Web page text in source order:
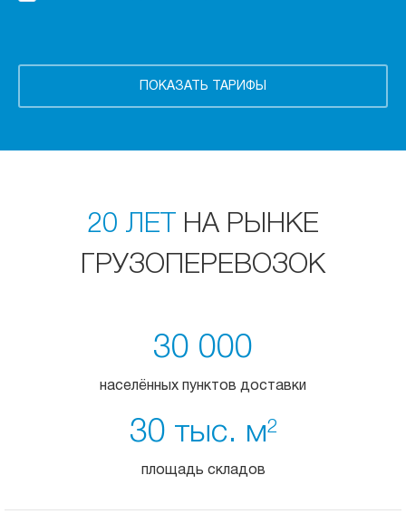
20 ЛЕТ
НА РЫНКЕ
ГРУЗОПЕРЕВОЗОК
30 000
населённых пунктов доставки
30 тыс. м2
площадь складов